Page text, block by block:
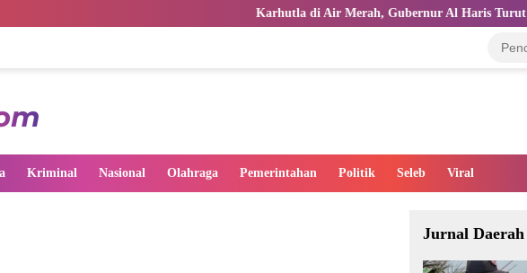
Karhutla di Air Merah, Gubernur Al Haris Turut Terjun Padamkan Api
Kriminal Nasional Olahraga Pemerintahan Politik Seleb Viral
Jurnal Daerah